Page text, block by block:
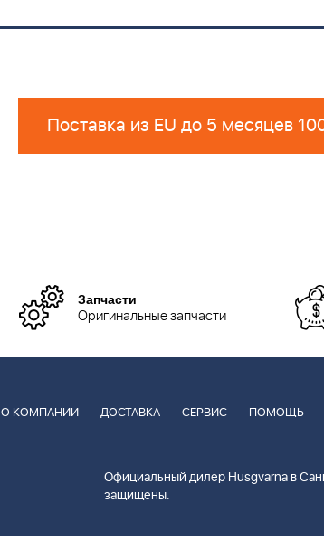
Поставка из EU до 5 месяцев
Запчасти
Оригинальные запчасти
О КОМПАНИИ ДОСТАВКА СЕРВИС ПОМОЩЬ
Официальный дилер Husgvarna в
защищены.